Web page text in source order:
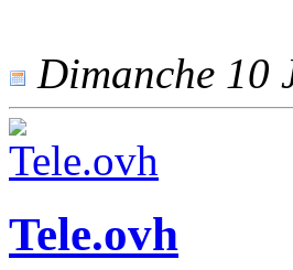
Dimanche 10
Tele.ovh